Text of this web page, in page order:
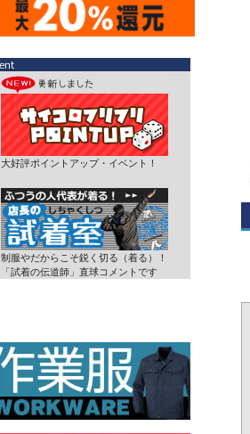
大好評ポイントアップ・イベント！
制服やだからこそ鋭く切る（着る）！
「試着の伝道師」直球コメントです